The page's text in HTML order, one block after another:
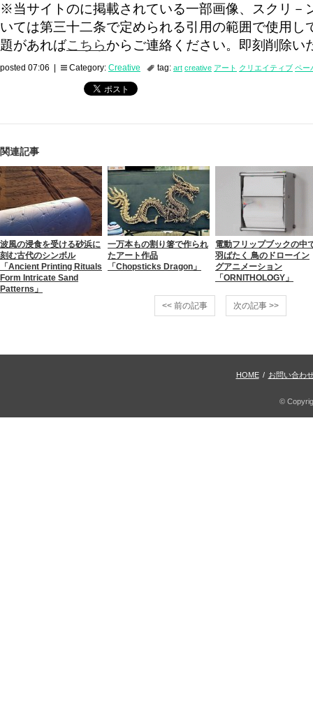
※当サイトのに掲載されている一部画像、スクリ－
いては第三十二条で定められる引用の範囲で使用し
題があればこちらからご連絡ください。即刻削除い
posted 07:06 | Category: Creative tag: art creative アート クリエイティブ ペー
関連記事
波風の浸食を受ける砂浜に
刻む古代のシンボル
「Ancient Printing Rituals
Form Intricate Sand
Patterns」
一万本もの割り箸で作られ
たアート作品
「Chopsticks Dragon」
電動フリップブックの中
羽ばたく 鳥のドローイン
グアニメーション
「ORNITHOLOGY」
<< 前の記事 次の記事 >>
HOME / お問い合わ
©